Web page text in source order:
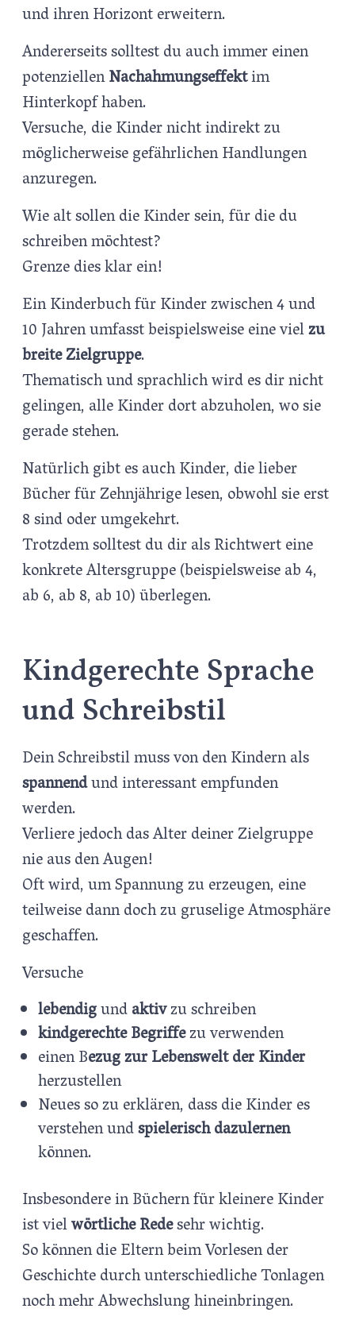
und ihren Horizont erweitern.
Andererseits solltest du auch immer einen
potenziellenNachahmungseffektim
Hinterkopf haben.
Versuche, die Kinder nicht indirekt zu
möglicherweise gefährlichen Handlungen
anzuregen.
Wie alt sollen die Kinder sein, für die du
schreiben möchtest?
Grenze dies klar ein!
Ein Kinderbuch für Kinder zwischen 4 und
10 Jahren umfasst beispielsweise eine vielzu
breite Zielgruppe.
Thematisch und sprachlich wird es dir nicht
gelingen, alle Kinder dort abzuholen, wo sie
gerade stehen.
Natürlich gibt es auch Kinder, die lieber
Bücher für Zehnjährige lesen, obwohl sie erst
8 sind oder umgekehrt.
Trotzdem solltest du dir als Richtwert eine
konkrete Altersgruppe (beispielsweise ab 4,
ab 6, ab 8, ab 10) überlegen.
Kindgerechte Sprache
und Schreibstil
Dein Schreibstil muss von den Kindern als
spannendund interessant empfunden
werden.
Verliere jedoch das Alter deiner Zielgruppe
nie aus den Augen!
Oft wird, um Spannung zu erzeugen, eine
teilweise dann doch zu gruselige Atmosphäre
geschaffen.
Versuche
lebendigundaktivzu schreiben
kindgerechte Begriffezu verwenden
einen Bezug zur Lebenswelt der Kinder
herzustellen
Neues so zu erklären, dass die Kinder es
verstehen undspielerisch dazulernen
können.
Insbesondere in Büchern für kleinere Kinder
ist vielwörtliche Redesehr wichtig.
So können die Eltern beim Vorlesen der
Geschichte durch unterschiedliche Tonlagen
noch mehr Abwechslung hineinbringen.